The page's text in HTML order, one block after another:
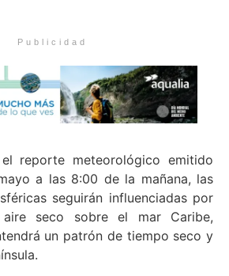
Publicidad
reporte meteorológico emitido
a las 8:00 de la mañana, las
seguirán influenciadas por
seco sobre el mar Caribe,
un patrón de tiempo seco y